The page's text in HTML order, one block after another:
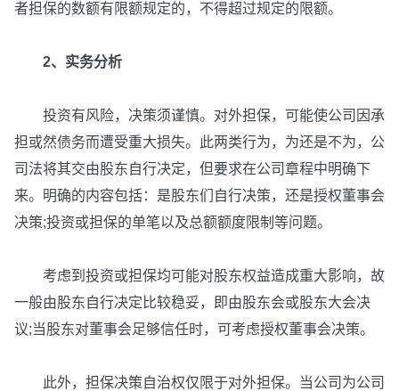
者担保的数额有限额规定的，不得超过规定的限额。
2、实务分析
投资有风险，决策须谨慎。对外担保，可能使公司因承
担或然债务而遭受重大损失。此两类行为，为还是不为，公
司法将其交由股东自行决定，但要求在公司章程中明确下
来。明确的内容包括：是股东们自行决策，还是授权董事会
决策;投资或担保的单笔以及总额额度限制等问题。
考虑到投资或担保均可能对股东权益造成重大影响，故
一般由股东自行决定比较稳妥，即由股东会或股东大会决
议;当股东对董事会足够信任时，可考虑授权董事会决策。
此外，担保决策自治权仅限于对外担保。当公司为公司